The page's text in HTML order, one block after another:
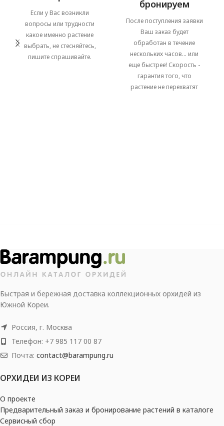
Если у Вас возникли
вопросы или трудности
какое именно растение
выбрать, не стесняйтесь,
пишите спрашивайте.
бронируем
После поступления заявки
Ваш заказ будет
обработан в течение
нескольких часов... или
еще быстрее! Скорость -
гарантия того, что
растение не перехватят
Быстрая и бережная доставка коллекционных орхидей из
Южной Кореи.
Россия, г. Москва
Телефон: +7 985 117 00 87
Почта: contact@barampung.ru
ОРХИДЕИ ИЗ КОРЕИ
О проекте
Предварительный заказ и бронирование растений в каталоге
Сервисный сбор